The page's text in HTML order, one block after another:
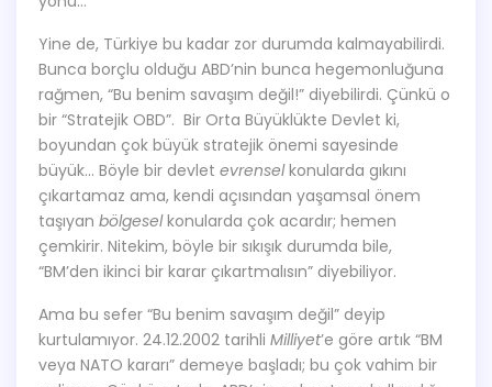
Yine de, Türkiye bu kadar zor durumda kalmayabilirdi.
Bunca borçlu olduğu ABD’nin bunca hegemonluğuna
rağmen, “Bu benim savaşım değil!” diyebilirdi. Çünkü o
bir “Stratejik OBD”. Bir Orta Büyüklükte Devlet ki,
boyundan çok büyük stratejik önemi sayesinde
büyük… Böyle bir devlet evrenselkonularda gıkını
çıkartamaz ama, kendi açısından yaşamsal önem
taşıyan bölgeselkonularda çok acardır; hemen
çemkirir. Nitekim, böyle bir sıkışık durumda bile,
“BM’den ikinci bir karar çıkartmalısın” diyebiliyor.
Ama bu sefer “Bu benim savaşım değil” deyip
kurtulamıyor. 24.12.2002 tarihli Milliyet’e göre artık “BM
veya NATO kararı” demeye başladı; bu çok vahim bir